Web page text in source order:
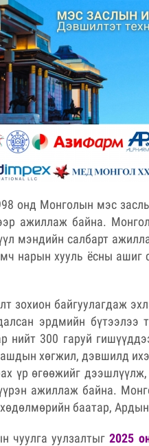
онд Монголын мэс
ажиллаж байна.
мэндийн салбарт
нарын хууль ёсны
зохион байгуулагдаж
эрдмийн
нийт 300 гаруй
хөгжил, дэвшилд
үр өгөөжийг
ажиллаж байна.
баатар,
чуулга уулзалтыг2025